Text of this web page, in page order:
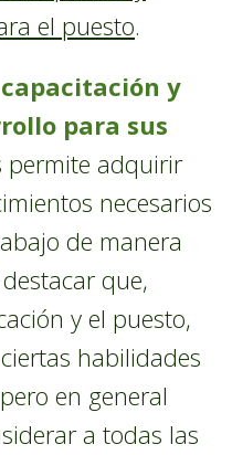
el puesto.
y
para sus
permite adquirir
necesarios
de manera
que,
y el puesto,
habilidades
en general
a todas las